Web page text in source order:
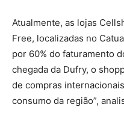
Atualmente, as lojas
Free, localizadas no
por 60% do faturamento
chegada da Dufry, o
de compras
consumo da região”,